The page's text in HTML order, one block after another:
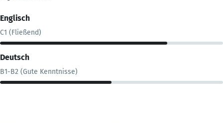
Englisch
C1 (Fließend)
Deutsch
B1-B2 (Gute Kenntnisse)